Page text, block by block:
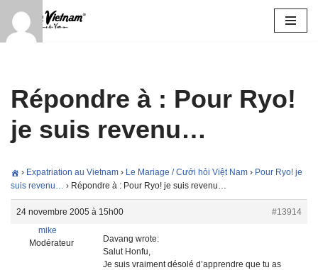
Aller
Répondre à : Pour Ryo!
je suis revenu…
› Expatriation au Vietnam › Le Mariage / Cưới hỏi Việt Nam › Pour Ryo! je
suis revenu…
› Répondre à : Pour Ryo! je suis revenu…
24 novembre 2005 à 15h00
#13914
mike
Modérateur
Davang wrote:
Salut Honfu,
Je suis vraiment désolé d’apprendre que tu as